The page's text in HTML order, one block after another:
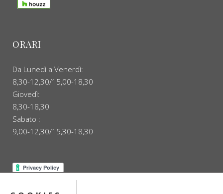
ORARI
Da Lunedì a Venerdì:
8,30-12,30/15,00-18,30
Giovedì:
8,30-18,30
Sabato :
9,00-12,30/15,30-18,30